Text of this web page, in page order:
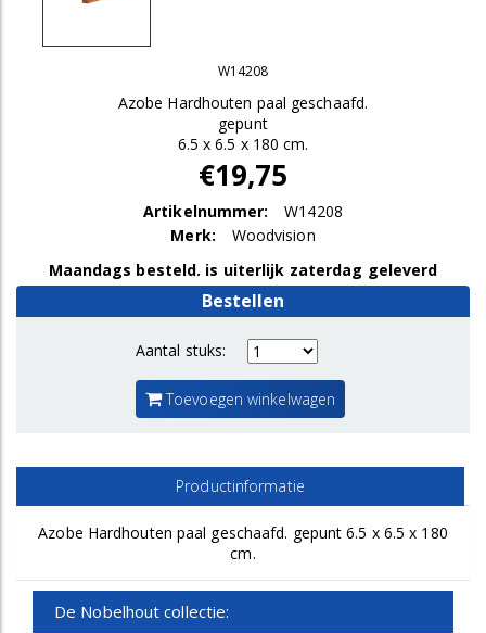
W14208
Azobe Hardhouten paal geschaafd.
gepunt
6.5 x 6.5 x 180 cm.
€19,75
Artikelnummer:
W14208
Merk:
Woodvision
Maandags besteld. is uiterlijk zaterdag geleverd
Bestellen
Aantal stuks:
Toevoegen winkelwagen
Productinformatie
Azobe Hardhouten paal geschaafd. gepunt 6.5 x 6.5 x 180
cm.
De Nobelhout collectie: